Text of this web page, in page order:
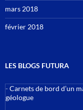
mars 2018
février 2018
LES BLOGS FUTURA
-Carnets de bord d’un
géologue